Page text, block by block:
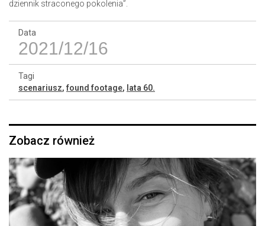
dziennik straconego pokolenia”.
Data
2021/12/16
Tagi
scenariusz, found footage, lata 60.
Zobacz również